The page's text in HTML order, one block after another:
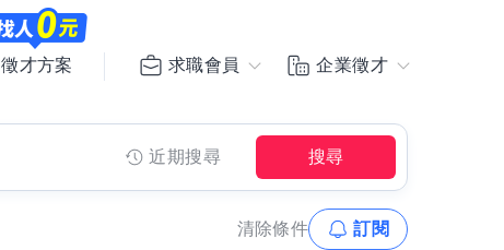
徵才方案 求職會員 企業徵才
近期搜尋 搜尋
清除條件 訂閱